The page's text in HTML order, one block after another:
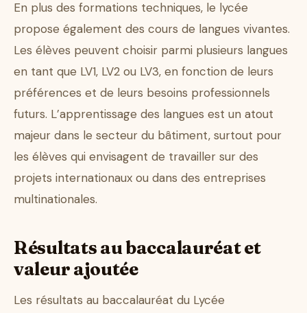
En plus des formations techniques, le lycée
propose également des cours de langues vivantes.
Les élèves peuvent choisir parmi plusieurs langues
en tant que LV1, LV2 ou LV3, en fonction de leurs
préférences et de leurs besoins professionnels
futurs. L’apprentissage des langues est un atout
majeur dans le secteur du bâtiment, surtout pour
les élèves qui envisagent de travailler sur des
projets internationaux ou dans des entreprises
multinationales.
Résultats au baccalauréat et
valeur ajoutée
Les résultats au baccalauréat du Lycée